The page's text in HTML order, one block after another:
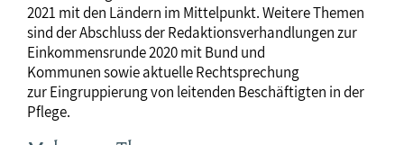
2021 mit den Ländern im Mittelpunkt. Weitere Themen
sind der Abschluss der Redaktionsverhandlungen zur
Einkommensrunde 2020 mit Bund und
Kommunen sowie aktuelle Rechtsprechung
zur Eingruppierung von leitenden Beschäftigten in der
Pflege.